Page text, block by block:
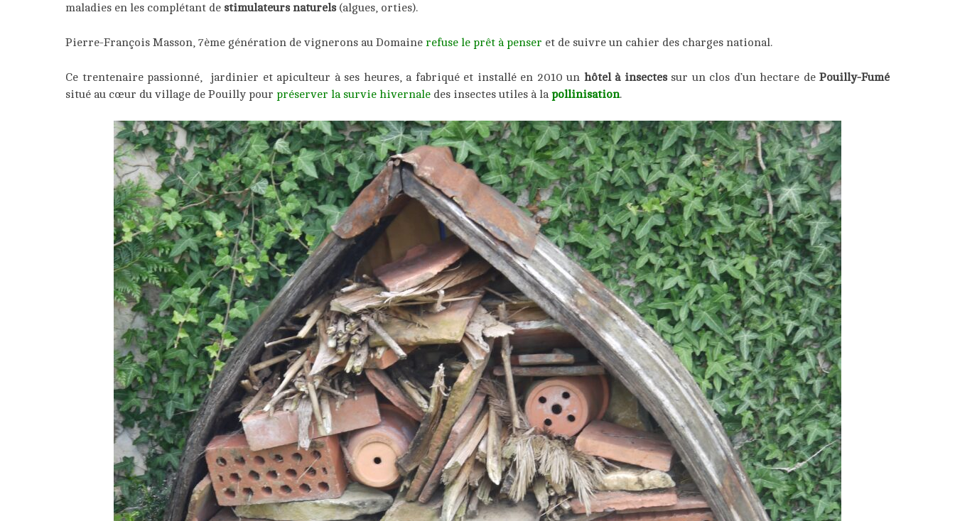
maladies en les complétant de stimulateurs naturels (algues, orties).
Pierre-François Masson, 7ème génération de vignerons au Domaine refuse le prêt à penser et de suivre un cahier des charges national.
Ce trentenaire passionné, jardinier et apiculteur à ses heures, a fabriqué et installé en 2010 un hôtel à insectessur un clos d’un hectare de Pouilly-Fumé
situé au cœur du village de Pouilly pour préserver la survie hivernale des insectes utiles à lapollinisation.